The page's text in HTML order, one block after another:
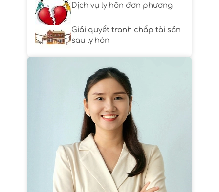
Dịch vụ ly hôn đơn phương
Giải quyết tranh chấp tài sản
sau ly hôn